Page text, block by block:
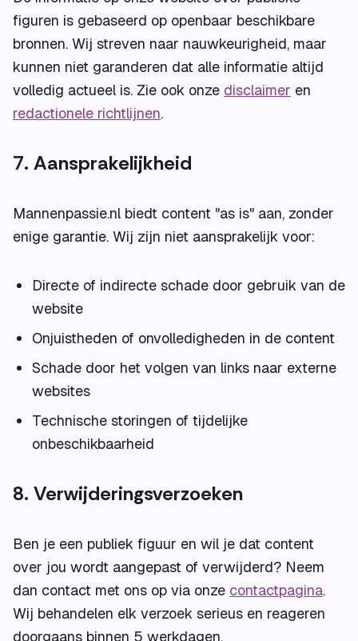
figuren is gebaseerd op openbaar beschikbare
bronnen. Wij streven naar nauwkeurigheid, maar
kunnen niet garanderen dat alle informatie altijd
volledig actueel is. Zie ook onze disclaimer en
redactionele richtlijnen.
7. Aansprakelijkheid
Mannenpassie.nl biedt content "as is" aan, zonder
enige garantie. Wij zijn niet aansprakelijk voor:
Directe of indirecte schade door gebruik van de
website
Onjuistheden of onvolledigheden in de content
Schade door het volgen van links naar externe
websites
Technische storingen of tijdelijke
onbeschikbaarheid
8. Verwijderingsverzoeken
Ben je een publiek figuur en wil je dat content
over jou wordt aangepast of verwijderd? Neem
dan contact met ons op via onze contactpagina.
Wij behandelen elk verzoek serieus en reageren
doorgaans binnen 5 werkdagen.